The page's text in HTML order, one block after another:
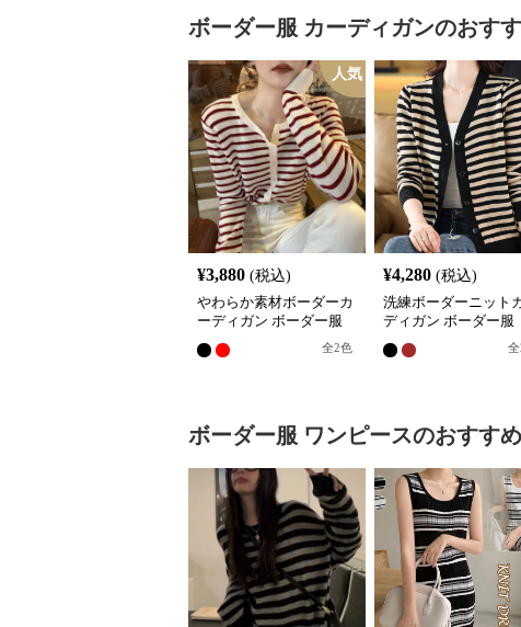
ボーダー服 カーディガンのおす
人気
¥3,880 (税込)
やわらか素材ボーダーカ
ーディガン ボーダー服
全2色
¥4,280 (税込)
洗練ボーダーニット
ディガン ボーダー服
全
ボーダー服 ワンピースのおすす